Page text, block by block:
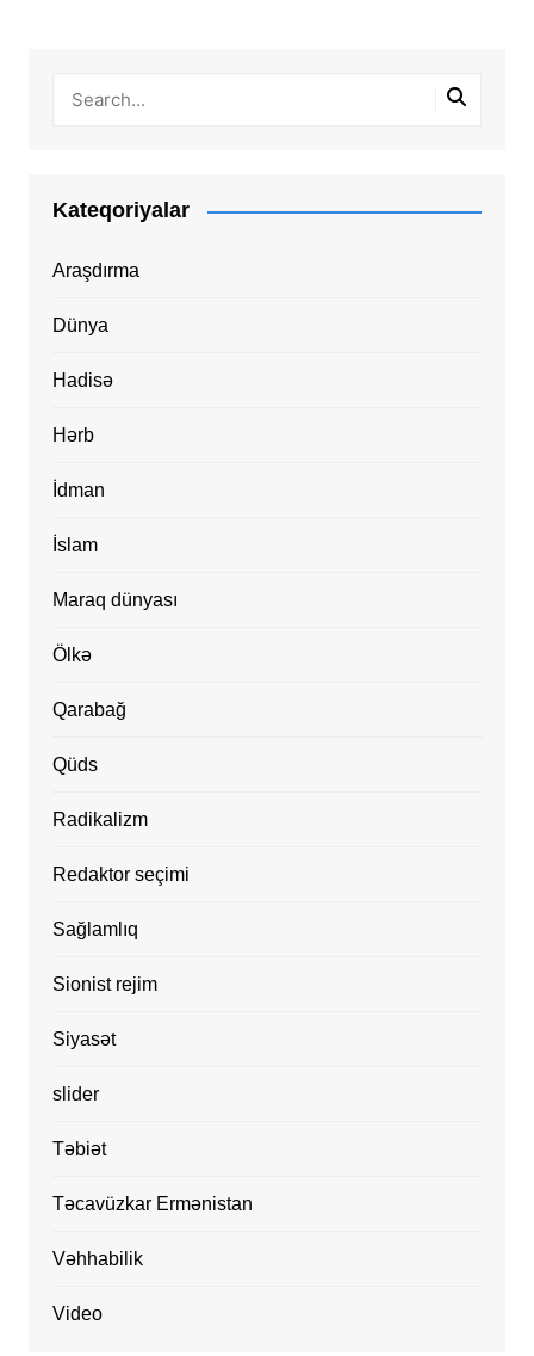
Kateqoriyalar
Araşdırma
Dünya
Hadisə
Hərb
İdman
İslam
Maraq dünyası
Ölkə
Qarabağ
Qüds
Radikalizm
Redaktor seçimi
Sağlamlıq
Sionist rejim
Siyasət
slider
Təbiət
Təcavüzkar Ermənistan
Vəhhabilik
Video